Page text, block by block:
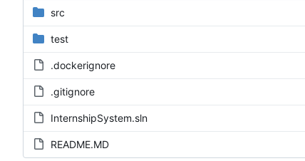
src
test
.dockerignore
.gitignore
InternshipSystem.sln
README.MD